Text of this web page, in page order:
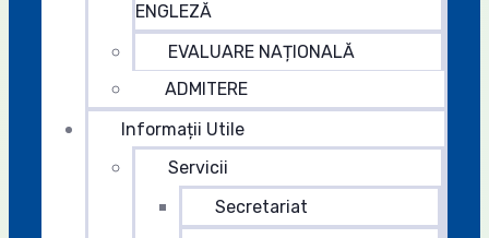
ENGLEZĂ
EVALUARE NAȚIONALĂ
ADMITERE
Informații Utile
Servicii
Secretariat